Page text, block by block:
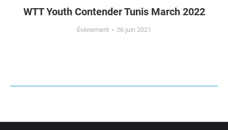
WTT Youth Contender Tunis March 2022
Évènement 26 juin 2021